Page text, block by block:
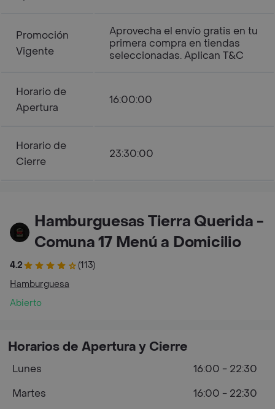
Promoción
Vigente
Aprovecha el envío gratis en tu
primera compra en tiendas
seleccionadas. Aplican T&C
Horario de
Apertura
16:00:00
Horario de
Cierre
23:30:00
Hamburguesas Tierra Querida -
Comuna 17 Menú a Domicilio
4.2
(113)
Hamburguesa
Abierto
Horarios de Apertura y Cierre
Lunes
16:00 - 22:30
Martes
16:00 - 22:30